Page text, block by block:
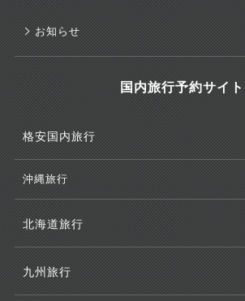
お知らせ
国内旅行予約サイト
格安国内旅行
沖縄旅行
北海道旅行
九州旅行